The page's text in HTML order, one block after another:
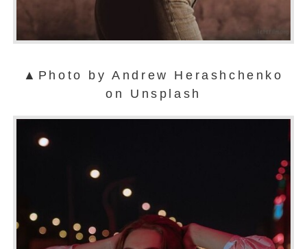
▲Photo by Andrew Herashchenko
on Unsplash